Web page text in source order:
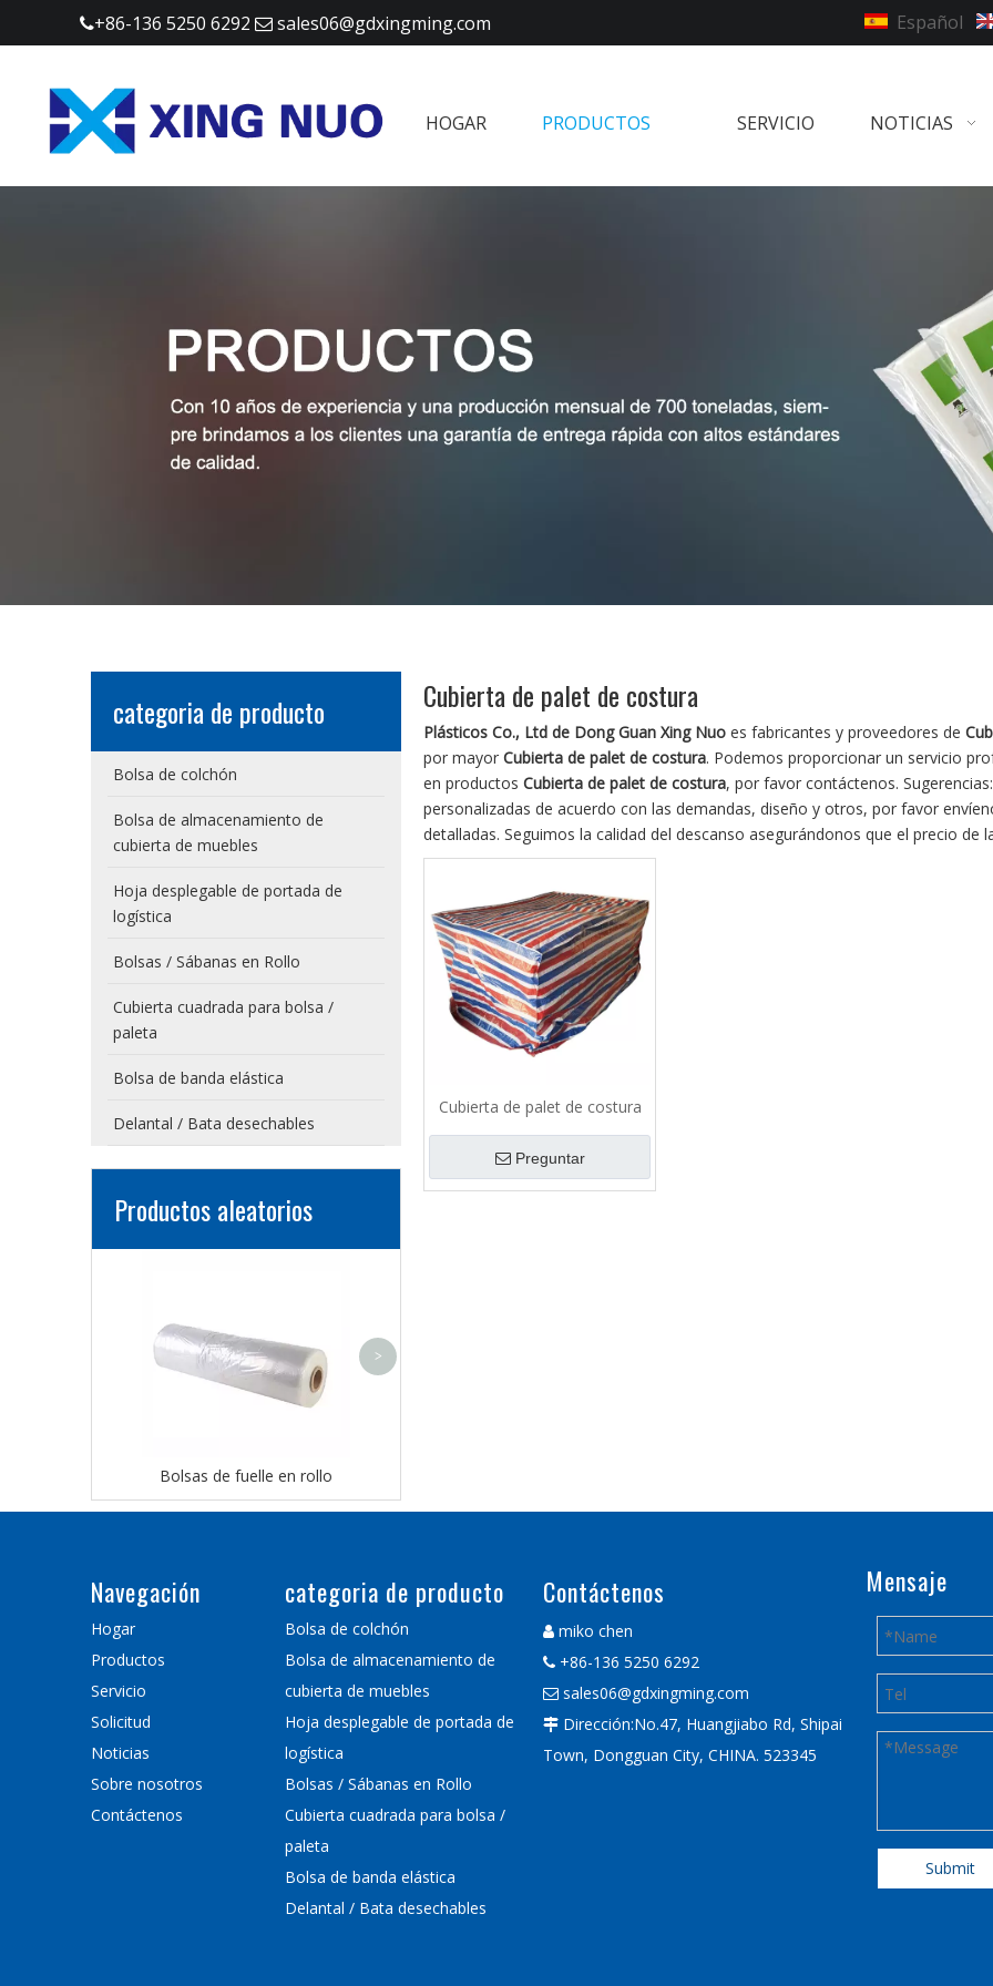
+86-136 5250 6292  sales06@gdxingming.com Español
HOGAR PRODUCTOS SERVICIO NOTICIAS
categoria de producto
Bolsa de colchón
Bolsa de almacenamiento de
cubierta de muebles
Hoja desplegable de portada de
logística
Bolsas / Sábanas en Rollo
Cubierta cuadrada para bolsa /
paleta
Bolsa de banda elástica
Delantal / Bata desechables
Productos aleatorios
Bolsas de fuelle en rollo
>
Cubierta de palet de costura
Plásticos Co., Ltd de Dong Guan Xing Nuo es fabricantes y proveedores de
por mayor Cubierta de palet de costura. Podemos proporcionar un servicio
en productos Cubierta de palet de costura, por favor contáctenos.
personalizadas de acuerdo con las demandas, diseño y otros, por favor
detalladas. Seguimos la calidad del descanso asegurándonos que el precio de
Cubierta de palet de costura
Preguntar
Navegación
Hogar
Productos
Servicio
Solicitud
Noticias
Sobre nosotros
Contáctenos
categoria de producto
Bolsa de colchón
Bolsa de almacenamiento de
cubierta de muebles
Hoja desplegable de portada de
logística
Bolsas / Sábanas en Rollo
Cubierta cuadrada para bolsa /
paleta
Bolsa de banda elástica
Delantal / Bata desechables
Contáctenos
 miko chen
 +86-136 5250 6292
 sales06@gdxingming.com
 Dirección:No.47, Huangjiabo Rd, Shipai
Town, Dongguan City, CHINA. 523345
Mensaje
Submit